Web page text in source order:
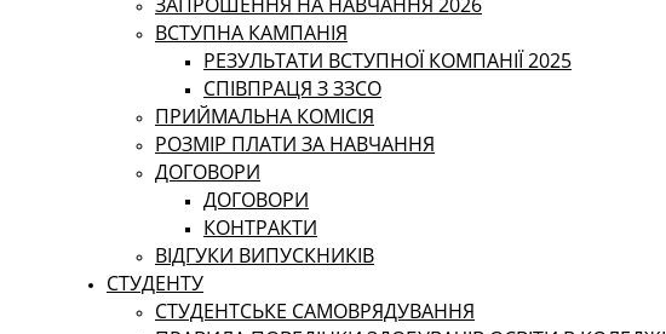
ВСТУПНА КАМПАНІЯ
РЕЗУЛЬТАТИ ВСТУПНОЇ КОМПАНІЇ 2025
СПІВПРАЦЯ З ЗЗСО
ПРИЙМАЛЬНА КОМІСІЯ
РОЗМІР ПЛАТИ ЗА НАВЧАННЯ
ДОГОВОРИ
ДОГОВОРИ
КОНТРАКТИ
ВІДГУКИ ВИПУСКНИКІВ
СТУДЕНТУ
CТУДЕНТСЬКЕ САМОВРЯДУВАННЯ